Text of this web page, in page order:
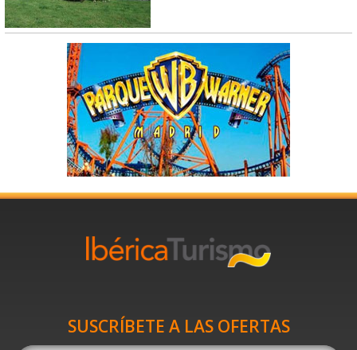
SUSCRÍBETE A LAS OFERTAS